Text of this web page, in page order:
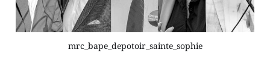
mrc_bape_depotoir_sainte_sophie